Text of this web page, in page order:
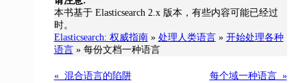
本书基于 Elasticsearch 2.x 版本，有些内容可能已经过
时。
Elasticsearch: 权威指南» 处理人类语言» 开始处理各种
语言» 每份文档一种语言
« 混合语言的陷阱 每个域一种语言 »